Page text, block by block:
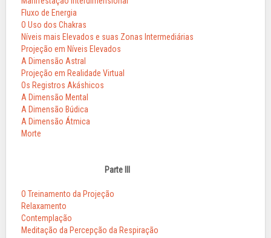
Fluxo de Energia
O Uso dos Chakras
Níveis mais Elevados e suas Zonas Intermediárias
Projeção em Níveis Elevados
A Dimensão Astral
Projeção em Realidade Virtual
Os Registros Akáshicos
A Dimensão Mental
A Dimensão Búdica
A Dimensão Átmica
Morte
Parte III
O Treinamento da Projeção
Relaxamento
Contemplação
Meditação da Percepção da Respiração